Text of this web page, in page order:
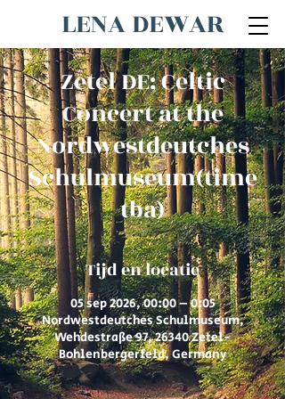
LENA DEWAR
Zetel DE; Celtic
Concert at the
Nordwestdeutches
Schulmuseum(time
tba)
Tijd en locatie
05 sep 2026, 00:00 – 0:05
Nordwestdeutches Schulmuseum,
Wehdestraße 97, 26340 Zetel-
Bohlenbergerfeld, Germany